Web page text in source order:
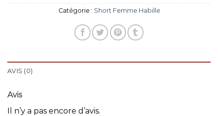
Catégorie : Short Femme Habille
AVIS (0)
Avis
Il n’y a pas encore d’avis.